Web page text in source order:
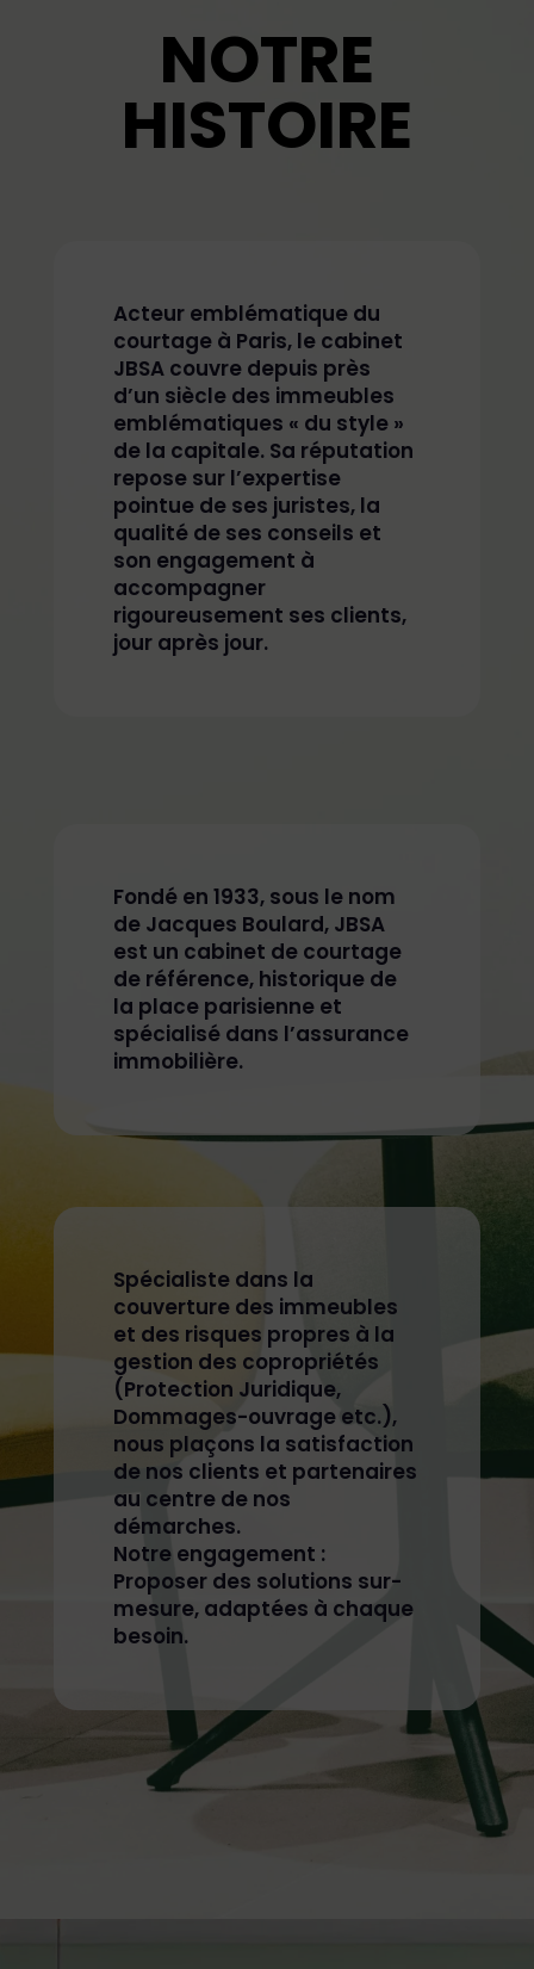
NOTRE
HISTOIRE
Acteur emblématique du
courtage à Paris, le cabinet
JBSA couvre depuis près
d’un siècle des immeubles
emblématiques « du style »
de la capitale. Sa réputation
repose sur l’expertise
pointue de ses juristes, la
qualité de ses conseils et
son engagement à
accompagner
rigoureusement ses clients,
jour après jour.
Fondé en 1933, sous le nom
de Jacques Boulard, JBSA
est un cabinet de courtage
de référence, historique de
la place parisienne et
spécialisé dans l’assurance
immobilière.
Spécialiste dans la
couverture des immeubles
et des risques propres à la
gestion des copropriétés
(Protection Juridique,
Dommages-ouvrage etc.),
nous plaçons la satisfaction
de nos clients et partenaires
au centre de nos
démarches.
Notre engagement :
Proposer des solutions sur-
mesure, adaptées à chaque
besoin.